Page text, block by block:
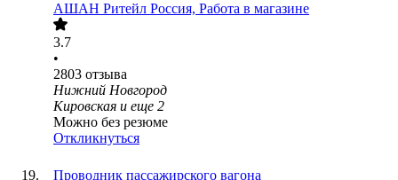
АШАН Ритейл Россия, Работа в магазине
3.7
•
2803 отзыва
Нижний Новгород
Кировская и еще 2
Можно без резюме
Откликнуться
Проводник пассажирского вагона